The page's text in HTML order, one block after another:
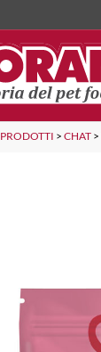
PRODOTTI >CHAT >